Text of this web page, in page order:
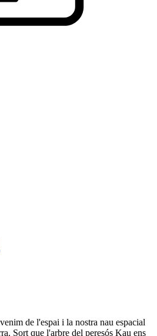
de l'espai i la nostra nau espacial
Sort que l'arbre del peresós Kau ens